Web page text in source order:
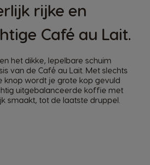
rijke en
Café au Lait.
het dikke, lepelbare schuim
van de Café au Lait. Met slechts
knop wordt je grote kop gevuld
uitgebalanceerde koffie met
smaakt, tot de laatste druppel.